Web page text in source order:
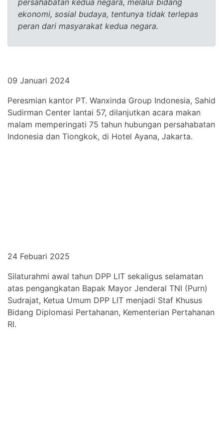
persahabatan kedua negara, melalui bidang
ekonomi, sosial budaya, tentunya tidak terlepas
peran dari masyarakat kedua negara.
09 Januari 2024
Peresmian kantor PT. Wanxinda Group Indonesia, Sahid
Sudirman Center lantai 57, dilanjutkan acara makan
malam memperingati 75 tahun hubungan persahabatan
Indonesia dan Tiongkok, di Hotel Ayana, Jakarta.
24 Febuari 2025
Silaturahmi awal tahun DPP LIT sekaligus selamatan
atas pengangkatan Bapak Mayor Jenderal TNI (Purn)
Sudrajat, Ketua Umum DPP LIT menjadi Staf Khusus
Bidang Diplomasi Pertahanan, Kementerian Pertahanan
RI.